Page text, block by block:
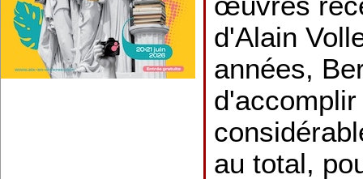
d'Alain
années,
au total,